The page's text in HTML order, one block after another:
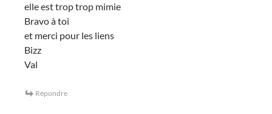
elle est trop trop mimie
Bravo à toi
et merci pour les liens
Bizz
Val
Répondre